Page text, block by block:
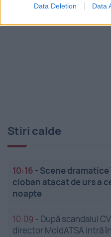
Data Deletion Data
Stiri calde
10:16 - Scene
cioban atacat de urs a
noapte
10:09 - După scandalul
director MoldATSA intră